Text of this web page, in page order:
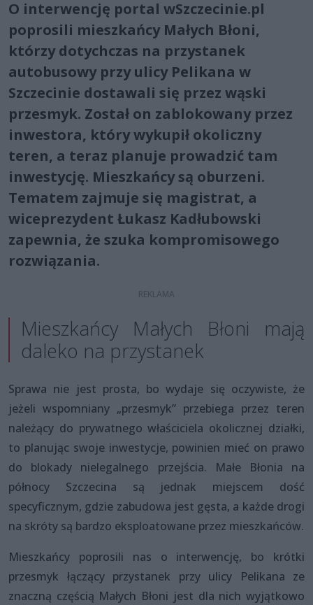
O interwencję portal wSzczecinie.pl
poprosili mieszkańcy Małych Błoni,
którzy dotychczas na przystanek
autobusowy przy ulicy Pelikana w
Szczecinie dostawali się przez wąski
przesmyk. Został on zablokowany przez
inwestora, który wykupił okoliczny
teren, a teraz planuje prowadzić tam
inwestycję. Mieszkańcy są oburzeni.
Tematem zajmuje się magistrat, a
wiceprezydent Łukasz Kadłubowski
zapewnia, że szuka kompromisowego
rozwiązania.
Mieszkańcy Małych Błoni mają
daleko na przystanek
Sprawa nie jest prosta, bo wydaje się oczywiste, że
jeżeli wspomniany „przesmyk” przebiega przez teren
należący do prywatnego właściciela okolicznej działki,
to planując swoje inwestycje, powinien mieć on prawo
do blokady nielegalnego przejścia. Małe Błonia na
północy Szczecina są jednak miejscem dość
specyficznym, gdzie zabudowa jest gęsta, a każde drogi
na skróty są bardzo eksploatowane przez mieszkańców.
Mieszkańcy poprosili nas o interwencję, bo krótki
przesmyk łączący przystanek przy ulicy Pelikana ze
znaczną częścią Małych Błoni jest dla nich wyjątkowo